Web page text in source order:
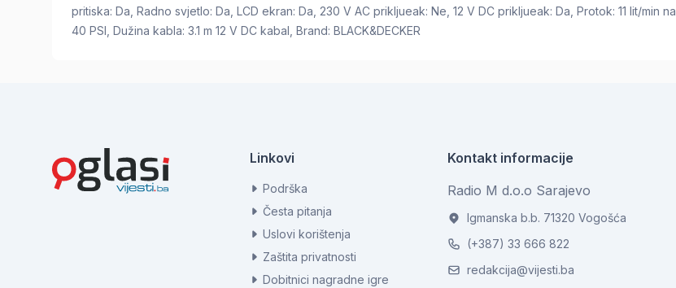
pritiska: Da, Radno svjetlo: Da, LCD ekran: Da, 230 V AC prikljueak: Ne, 12 V DC prikljueak: Da, Protok: 11 lit/min na
40 PSI, Dužina kabla: 3.1 m 12 V DC kabal, Brand: BLACK&DECKER
Linkovi
Podrška
Česta pitanja
Uslovi korištenja
Zaštita privatnosti
Dobitnici nagradne igre
Kontakt informacije
Radio M d.o.o Sarajevo
Igmanska b.b. 71320 Vogošća
(+387) 33 666 822
redakcija@vijesti.ba